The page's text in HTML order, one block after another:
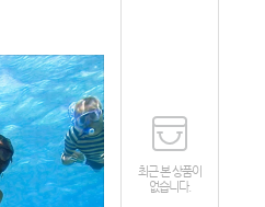
최근 본 상품이
없습니다.